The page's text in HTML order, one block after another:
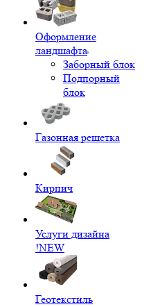
Оформление
ландшафта
Заборный блок
Подпорный
блок
Газонная решетка
Кирпич
Услуги дизайна
!NEW
Геотекстиль